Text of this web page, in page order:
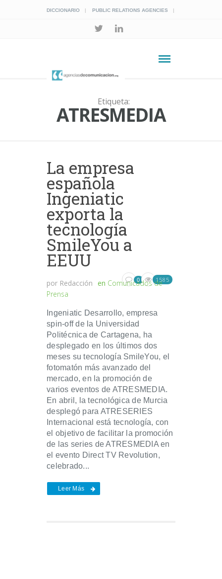
DICCIONARIO PUBLIC RELATIONS AGENCIES
Etiqueta:
ATRESMEDIA
La empresa
española
Ingeniatic
exporta la
tecnología
SmileYou a
EEUU
por Redacción en Comunicados de
Prensa
0 1585
Ingeniatic Desarrollo, empresa
spin-off de la Universidad
Politécnica de Cartagena, ha
desplegado en los últimos dos
meses su tecnología SmileYou, el
fotomatón más avanzado del
mercado, en la promoción de
varios eventos de ATRESMEDIA.
En abril, la tecnológica de Murcia
desplegó para ATRESERIES
Internacional está tecnología, con
el objetivo de facilitar la promoción
de las series de ATRESMEDIA en
el evento Direct TV Revolution,
celebrado...
Leer Más